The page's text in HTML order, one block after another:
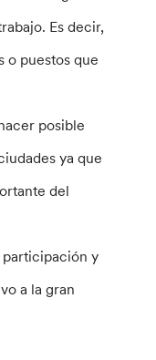
Es decir,
o puestos que
posible
ya que
del
y
a la gran